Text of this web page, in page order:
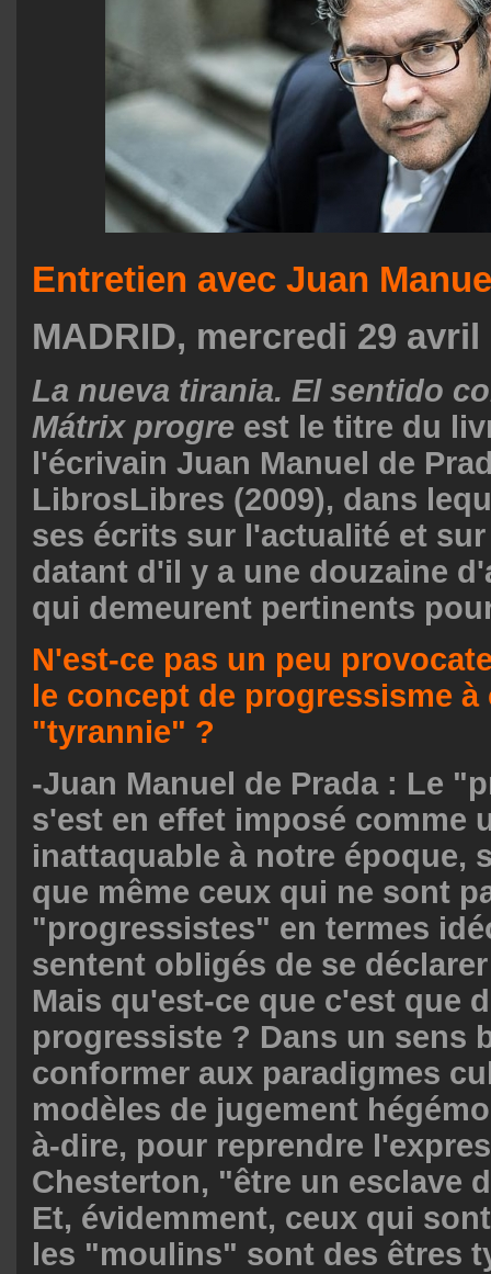
Entretien avec Juan
MADRID, mercredi 29 avril
La nueva tirania. El sentido
Mátrix progre est le titre du
l'écrivain Juan Manuel de
LibrosLibres (2009), dans
ses écrits sur l'actualité et
datant d'il y a une douzaine
qui demeurent pertinents
N'est-ce pas un peu
le concept de progressisme à
"tyrannie" ?
-Juan Manuel de Prada : Le
s'est en effet imposé comme
inattaquable à notre époque,
que même ceux qui ne sont
"progressistes" en termes
sentent obligés de se
Mais qu'est-ce que c'est que
progressiste ? Dans un sens
conformer aux paradigmes
modèles de jugement
à-dire, pour reprendre
Chesterton, "être un esclave
Et, évidemment, ceux qui
les "moulins" sont des êtres